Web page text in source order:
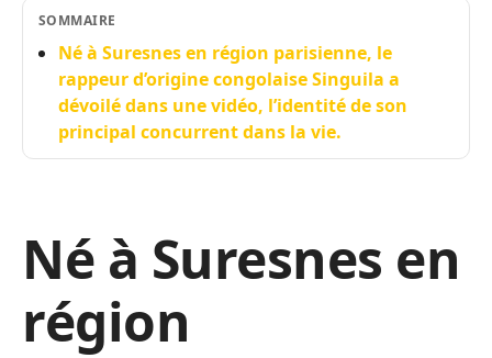
SOMMAIRE
Né à Suresnes en région parisienne, le
rappeur d’origine congolaise Singuila a
dévoilé dans une vidéo, l’identité de son
principal concurrent dans la vie.
Né à Suresnes en
région